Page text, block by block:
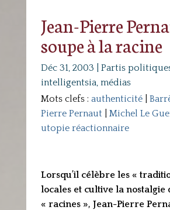
Jean-Pierre
soupe à la racine
Déc 31, 2003
Partis
intelligentsia, médias
Mots clefs : authenticité|
Pierre Pernaut| Michel Le
utopie réactionnaire
Lorsqu’il célèbre les «
locales et cultive la nostalgie
« racines », Jean-Pierre